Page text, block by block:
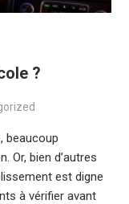
?
beaucoup
Or, bien d’autres
est digne
à vérifier avant